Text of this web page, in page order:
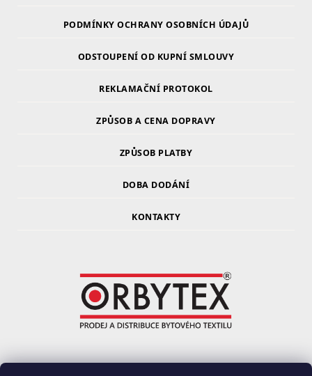
PODMÍNKY OCHRANY OSOBNÍCH ÚDAJŮ
ODSTOUPENÍ OD KUPNÍ SMLOUVY
REKLAMAČNÍ PROTOKOL
ZPŮSOB A CENA DOPRAVY
ZPŮSOB PLATBY
DOBA DODÁNÍ
KONTAKTY